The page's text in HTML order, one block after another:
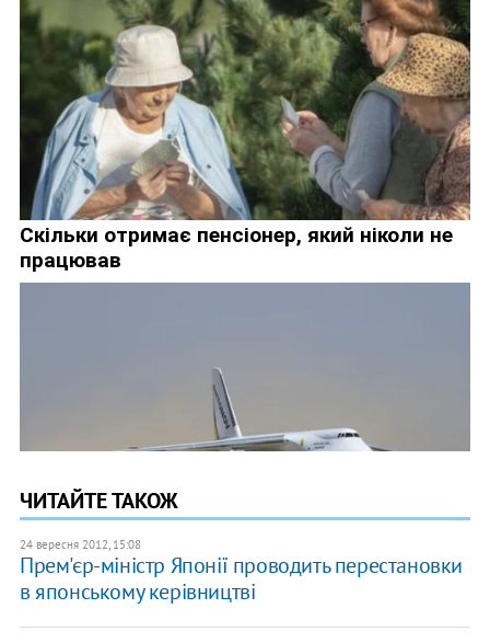
ЧИТАЙТЕ ТАКОЖ
24 вересня 2012, 15:08
Прем'єр-міністр Японії проводить перестановки
в японському керівництві